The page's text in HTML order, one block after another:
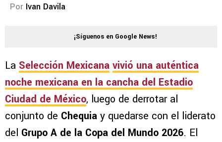
Por Ivan Davila
¡Síguenos en Google News!
La Selección Mexicana vivió una auténtica
noche mexicana en la cancha del Estadio
Ciudad de México, luego de derrotar al
conjunto de Chequia y quedarse con el liderato
del Grupo A de la Copa del Mundo 2026. El